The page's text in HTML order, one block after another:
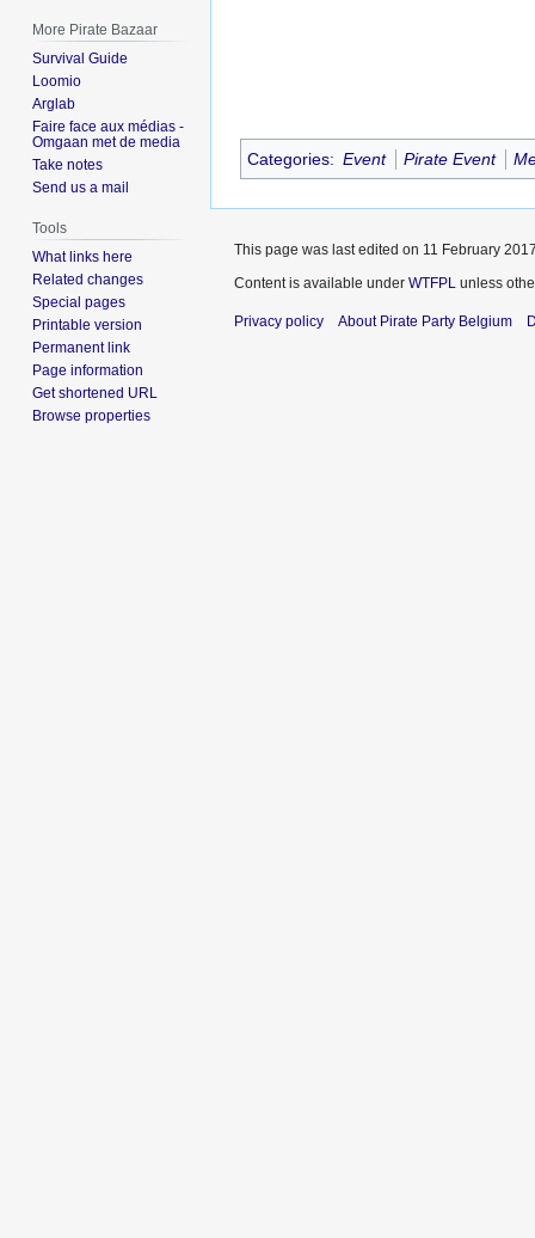
Categories: Event Pirate Event
More Pirate Bazaar
Survival Guide
Loomio
Arglab
Faire face aux médias -
Omgaan met de media
Take notes
Send us a mail
Tools
What links here
Related changes
Special pages
Printable version
Permanent link
Page information
Get shortened URL
Browse properties
This page was last edited on 11 February
Content is available under WTFPL unless
Privacy policy About Pirate Party Belgium